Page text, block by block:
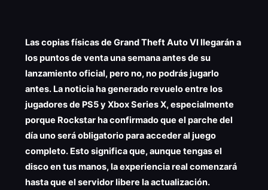
Las copias físicas de Grand Theft Auto VI llegarán a
los puntos de venta una semana antes de su
lanzamiento oficial, pero no, no podrás jugarlo
antes. La noticia ha generado revuelo entre los
jugadores de PS5 y Xbox Series X, especialmente
porque Rockstar ha confirmado que el parche del
día uno será obligatorio para acceder al juego
completo. Esto significa que, aunque tengas el
disco en tus manos, la experiencia real comenzará
hasta que el servidor libere la actualización.